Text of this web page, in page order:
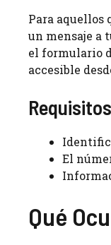
Para aquellos
un mensaje a
el formulario
accesible
El
Qué